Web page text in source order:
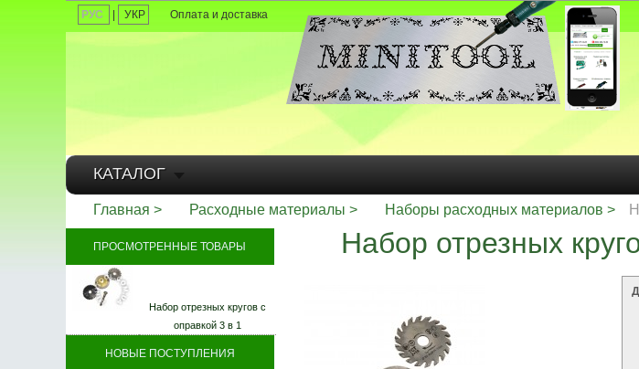
РУС УКР Оплата и доставка
КАТАЛОГ
Главная Расходные материалы Наборы расходных материалов
Набор отрезных
ПРОСМОТРЕННЫЕ ТОВАРЫ
Набор отрезных кругов с
оправкой 3 в 1
НОВЫЕ ПОСТУПЛЕНИЯ